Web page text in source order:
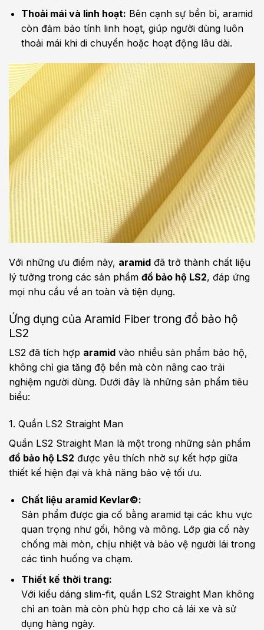
Thoải mái và linh hoạt: Bên cạnh sự bền bỉ, aramid
còn đảm bảo tính linh hoạt, giúp người dùng luôn
thoải mái khi di chuyển hoặc hoạt động lâu dài.
Với những ưu điểm này, aramid đã trở thành chất liệu
lý tưởng trong các sản phẩm đồ bảo hộ LS2, đáp ứng
mọi nhu cầu về an toàn và tiện dụng.
Ứng dụng của Aramid Fiber trong đồ bảo hộ
LS2
LS2 đã tích hợp aramid vào nhiều sản phẩm bảo hộ,
không chỉ gia tăng độ bền mà còn nâng cao trải
nghiệm người dùng. Dưới đây là những sản phẩm tiêu
biểu:
1. Quần LS2 Straight Man
Quần LS2 Straight Man là một trong những sản phẩm
đồ bảo hộ LS2 được yêu thích nhờ sự kết hợp giữa
thiết kế hiện đại và khả năng bảo vệ tối ưu.
Chất liệu aramid Kevlar©:
Sản phẩm được gia cố bằng aramid tại các khu vực
quan trọng như gối, hông và mông. Lớp gia cố này
chống mài mòn, chịu nhiệt và bảo vệ người lái trong
các tình huống va chạm.
Thiết kế thời trang:
Với kiểu dáng slim-fit, quần LS2 Straight Man không
chỉ an toàn mà còn phù hợp cho cả lái xe và sử
dụng hàng ngày.